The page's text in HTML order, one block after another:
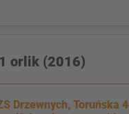
orlik (2016)
Drzewnych, Toruńska